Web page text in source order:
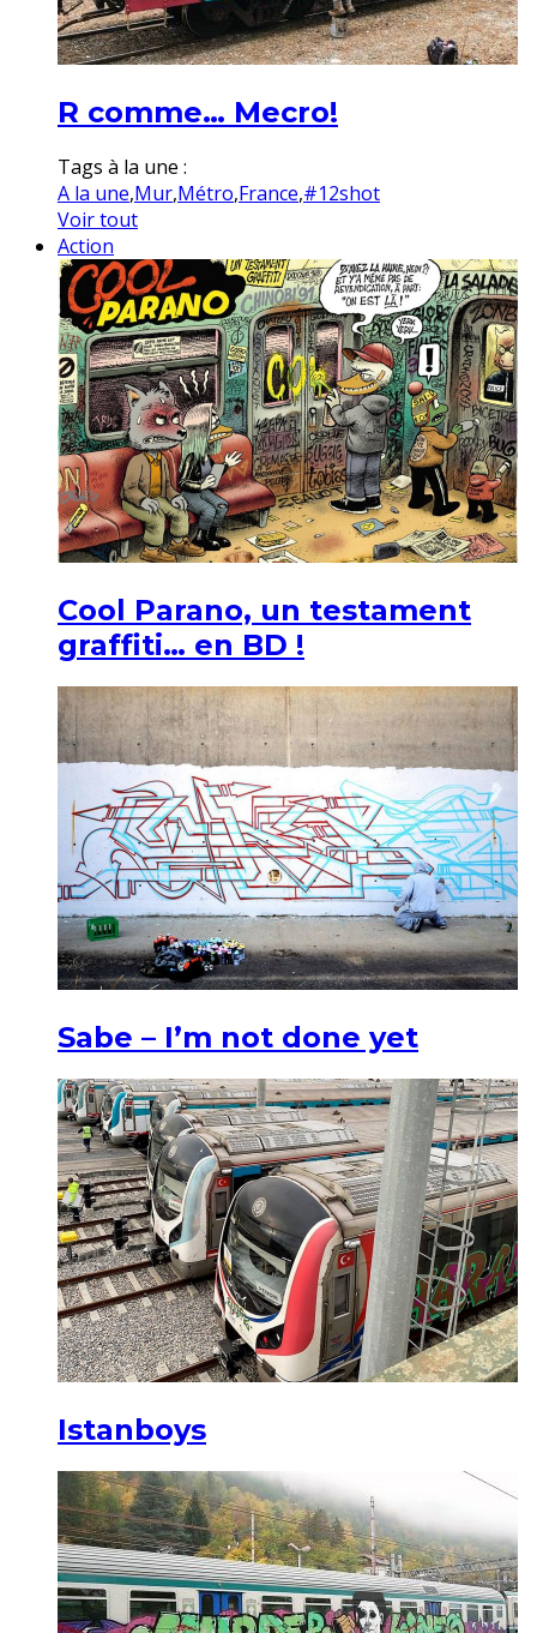
R comme… Mecro!
Tags à la une :
A la une,Mur,Métro,France,#12shot
Voir tout
Action
Cool Parano, un testament
graffiti… en BD !
Sabe – I’m not done yet
Istanboys